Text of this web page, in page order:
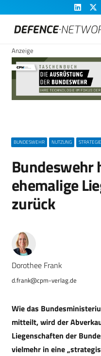
Anzeige
BUNDESWEHR NUTZUNG STRATEGIE
Bundeswehr
ehemalige
zurück
Dorothee Frank
d.frank@cpm-verlag.de
Wie das
mitteilt, wird der
Liegenschaften der
vielmehr in eine